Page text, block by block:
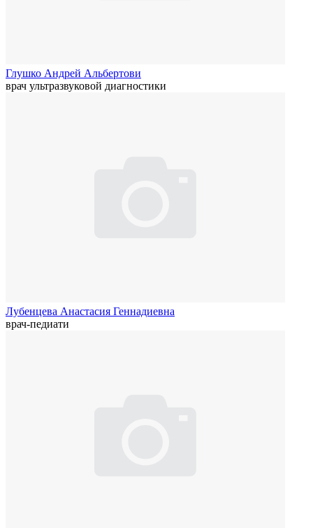
Глушко Андрей Альбертови
врач ультразвуковой диагностики
Лубенцева Анастасия Геннадиевна
врач-педиати